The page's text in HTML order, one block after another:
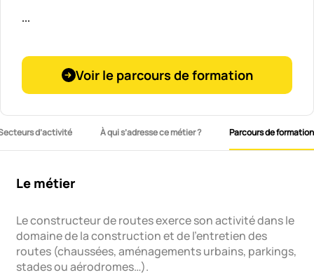
...
Voir le parcours de formation
d’activité À qui s’adresse ce métier ? Parcours de formation
Le métier
Le constructeur de routes exerce son activité dans le
domaine de la construction et de l’entretien des
routes (chaussées, aménagements urbains, parkings,
stades ou aérodromes…).